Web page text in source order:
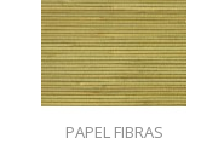
PAPEL FIBRAS